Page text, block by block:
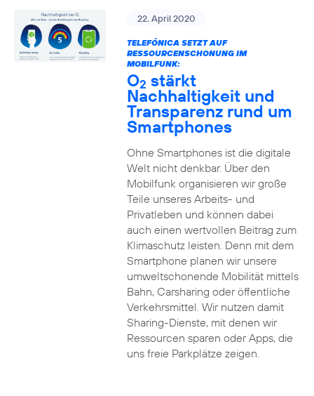
22. April 2020
TELEFÓNICA SETZT AUF
RESSOURCENSCHONUNG IM
MOBILFUNK:
O2 stärkt
Nachhaltigkeit und
Transparenz rund um
Smartphones
Ohne Smartphones ist die digitale
Welt nicht denkbar. Über den
Mobilfunk organisieren wir große
Teile unseres Arbeits- und
Privatleben und können dabei
auch einen wertvollen Beitrag zum
Klimaschutz leisten. Denn mit dem
Smartphone planen wir unsere
umweltschonende Mobilität mittels
Bahn, Carsharing oder öffentliche
Verkehrsmittel. Wir nutzen damit
Sharing-Dienste, mit denen wir
Ressourcen sparen oder Apps, die
uns freie Parkplätze zeigen.